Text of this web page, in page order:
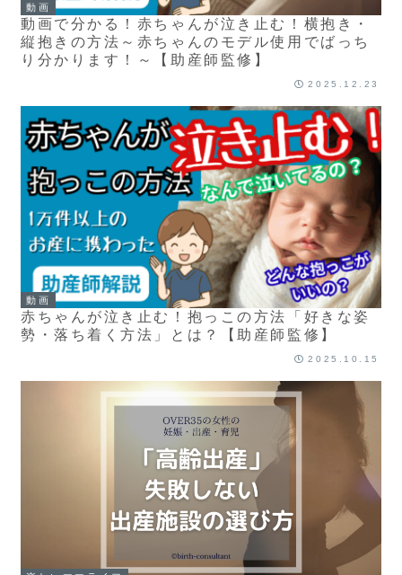
動画
動画で分かる！赤ちゃんが泣き止む！横抱き・
縦抱きの方法～赤ちゃんのモデル使用でばっち
り分かります！～【助産師監修】
2025.12.23
動画
赤ちゃんが泣き止む！抱っこの方法「好きな姿
勢・落ち着く方法」とは？【助産師監修】
2025.10.15